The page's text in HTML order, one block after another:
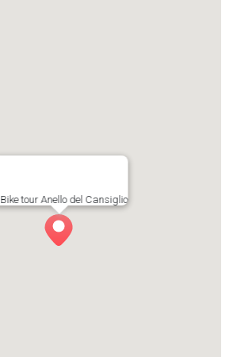
Bike tour Anello del Cansiglio